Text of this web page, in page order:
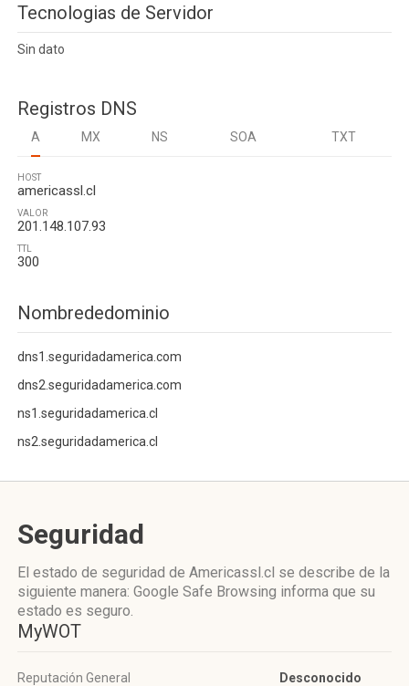
Tecnologias de Servidor
Sin dato
Registros DNS
A MX NS SOA TXT
HOST
americassl.cl
VALOR
201.148.107.93
TTL
300
Nombrededominio
dns1.seguridadamerica.com
dns2.seguridadamerica.com
ns1.seguridadamerica.cl
ns2.seguridadamerica.cl
Seguridad
El estado de seguridad de Americassl.cl se describe de la
siguiente manera: Google Safe Browsing informa que su
estado es seguro.
MyWOT
Reputación General Desconocido